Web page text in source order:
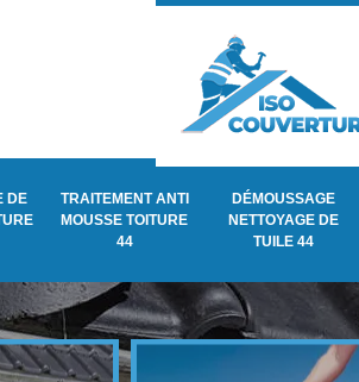
DE
TRAITEMENT ANTI
MOUSSE TOITURE
44
DÉMOUSSAGE
NETTOYAGE DE
TUILE 44